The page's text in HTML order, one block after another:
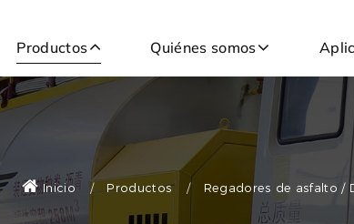
Productos Quiénes somos
Inicio Productos Regadores de asfalto /